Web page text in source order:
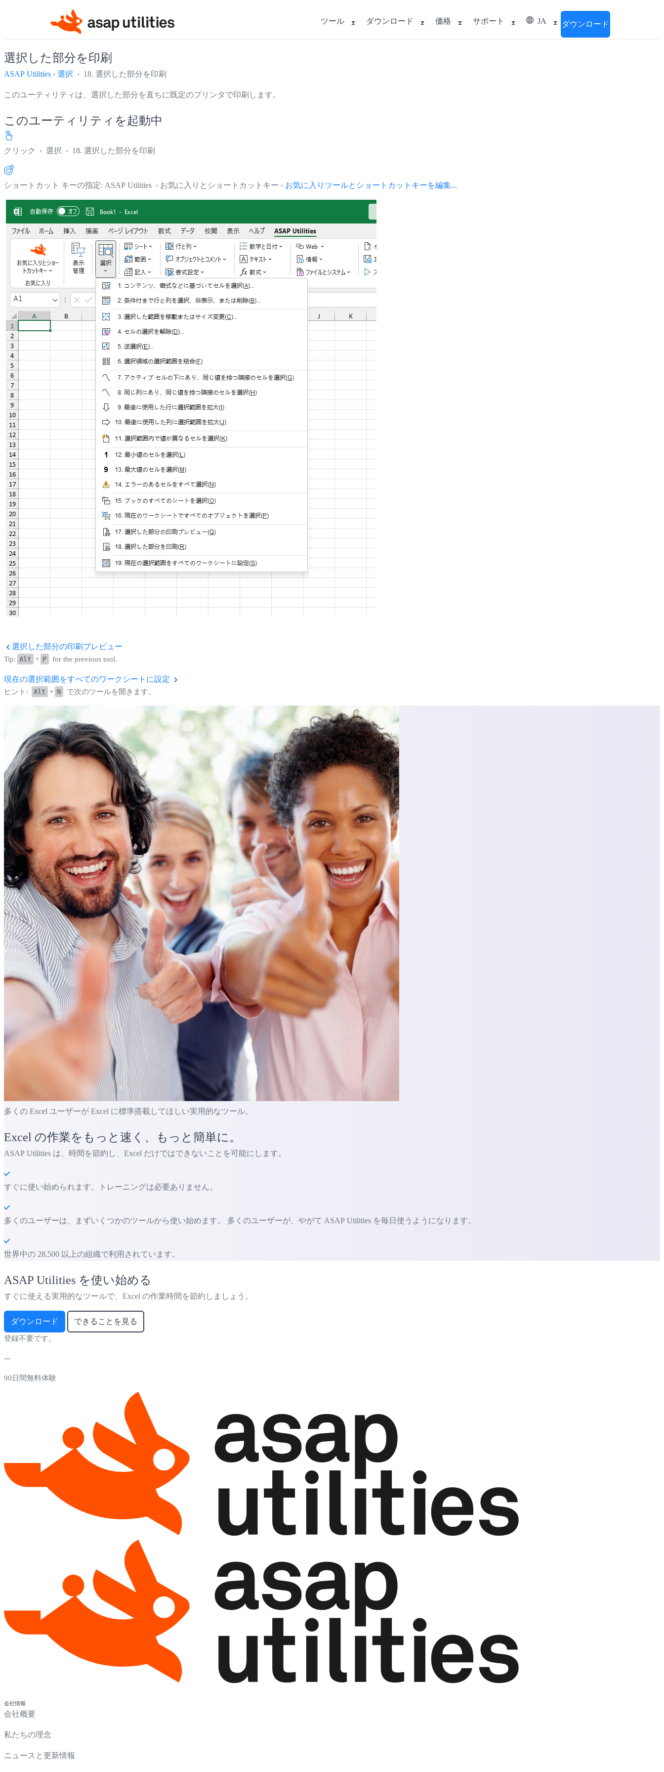
ツール ダウンロード 価格 サポート JA ダウンロード
選択した部分を印刷
ASAP Utilities › 選択 › 18. 選択した部分を印刷
このユーティリティは、選択した部分を直ちに既定のプリンタで印刷します。
このユーティリティを起動中
クリック › 選択 › 18. 選択した部分を印刷
ショートカット キーの指定: ASAP Utilities › お気に入りとショートカットキー › お気に入りツールとショートカットキーを編集...
選択した部分の印刷プレビュー
Tip: Alt + P for the previous tool.
現在の選択範囲をすべてのワークシートに設定
ヒント: Alt + N で次のツールを開きます。
多くの Excel ユーザーが Excel に標準搭載してほしい実用的なツール。
Excel の作業をもっと速く、もっと簡単に。
ASAP Utilities は、時間を節約し、Excel だけではできないことを可能にします。
すぐに使い始められます。トレーニングは必要ありません。
多くのユーザーは、まずいくつかのツールから使い始めます。 多くのユーザーが、やがて ASAP Utilities を毎日使うようになります。
世界中の 28,500 以上の組織で利用されています。
ASAP Utilities を使い始める
すぐに使える実用的なツールで、Excel の作業時間を節約しましょう。
ダウンロード できることを見る
登録不要です。
90日間無料体験
会社情報
会社概要
私たちの理念
ニュースと更新情報